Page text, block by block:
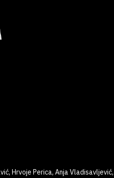
Hrvoje Perica, Anja Vladisavljević,